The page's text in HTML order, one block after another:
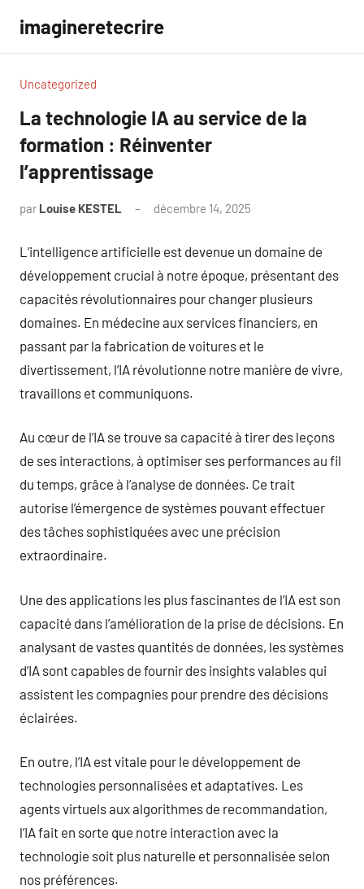
contenu
imagineretecrire
Uncategorized
La technologie IA au service de la
formation : Réinventer
l’apprentissage
par Louise KESTEL décembre 14, 2025
L’intelligence artificielle est devenue un domaine de
développement crucial à notre époque, présentant des
capacités révolutionnaires pour changer plusieurs
domaines. En médecine aux services financiers, en
passant par la fabrication de voitures et le
divertissement, l’IA révolutionne notre manière de vivre,
travaillons et communiquons.
Au cœur de l’IA se trouve sa capacité à tirer des leçons
de ses interactions, à optimiser ses performances au fil
du temps, grâce à l’analyse de données. Ce trait
autorise l’émergence de systèmes pouvant effectuer
des tâches sophistiquées avec une précision
extraordinaire.
Une des applications les plus fascinantes de l’IA est son
capacité dans l’amélioration de la prise de décisions. En
analysant de vastes quantités de données, les systèmes
d’IA sont capables de fournir des insights valables qui
assistent les compagnies pour prendre des décisions
éclairées.
En outre, l’IA est vitale pour le développement de
technologies personnalisées et adaptatives. Les
agents virtuels aux algorithmes de recommandation,
l’IA fait en sorte que notre interaction avec la
technologie soit plus naturelle et personnalisée selon
nos préférences.